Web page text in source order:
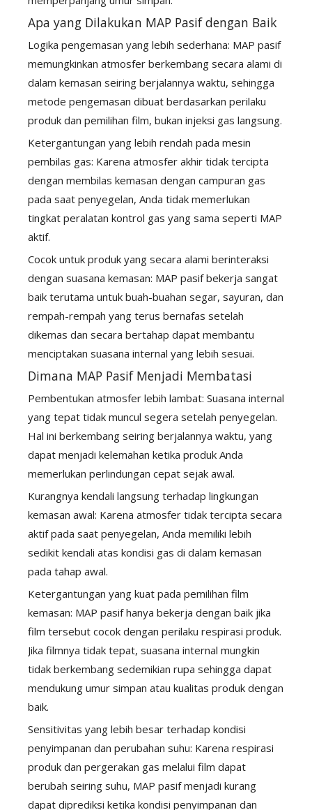
Apa yang Dilakukan MAP Pasif dengan Baik
Logika pengemasan yang lebih sederhana: MAP pasif
memungkinkan atmosfer berkembang secara alami di
dalam kemasan seiring berjalannya waktu, sehingga
metode pengemasan dibuat berdasarkan perilaku
produk dan pemilihan film, bukan injeksi gas langsung.
Ketergantungan yang lebih rendah pada mesin
pembilas gas: Karena atmosfer akhir tidak tercipta
dengan membilas kemasan dengan campuran gas
pada saat penyegelan, Anda tidak memerlukan
tingkat peralatan kontrol gas yang sama seperti MAP
aktif.
Cocok untuk produk yang secara alami berinteraksi
dengan suasana kemasan: MAP pasif bekerja sangat
baik terutama untuk buah-buahan segar, sayuran, dan
rempah-rempah yang terus bernafas setelah
dikemas dan secara bertahap dapat membantu
menciptakan suasana internal yang lebih sesuai.
Dimana MAP Pasif Menjadi Membatasi
Pembentukan atmosfer lebih lambat: Suasana internal
yang tepat tidak muncul segera setelah penyegelan.
Hal ini berkembang seiring berjalannya waktu, yang
dapat menjadi kelemahan ketika produk Anda
memerlukan perlindungan cepat sejak awal.
Kurangnya kendali langsung terhadap lingkungan
kemasan awal: Karena atmosfer tidak tercipta secara
aktif pada saat penyegelan, Anda memiliki lebih
sedikit kendali atas kondisi gas di dalam kemasan
pada tahap awal.
Ketergantungan yang kuat pada pemilihan film
kemasan: MAP pasif hanya bekerja dengan baik jika
film tersebut cocok dengan perilaku respirasi produk.
Jika filmnya tidak tepat, suasana internal mungkin
tidak berkembang sedemikian rupa sehingga dapat
mendukung umur simpan atau kualitas produk dengan
baik.
Sensitivitas yang lebih besar terhadap kondisi
penyimpanan dan perubahan suhu: Karena respirasi
produk dan pergerakan gas melalui film dapat
berubah seiring suhu, MAP pasif menjadi kurang
dapat diprediksi ketika kondisi penyimpanan dan